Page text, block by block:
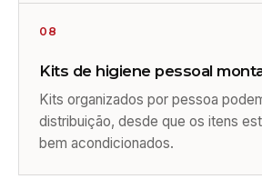
08
Kits de higiene pessoal
Kits organizados por pessoa
distribuição, desde que os itens
bem acondicionados.